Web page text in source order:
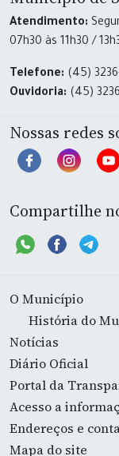
Atendimento:
07h30 às 11h30 /
Telefone: (45)
Ouvidoria: (45)
Nossas redes
Compartilhe
O Município
História do
Notícias
Diário Oficial
Portal da
Acesso a
Endereços e
Mapa do site